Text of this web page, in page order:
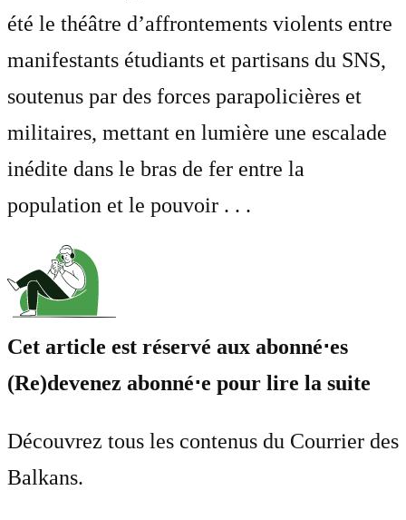
été le théâtre d’affrontements violents entre
manifestants étudiants et partisans du SNS,
soutenus par des forces parapolicières et
militaires, mettant en lumière une escalade
inédite dans le bras de fer entre la
population et le pouvoir . . .
Cet article est réservé aux abonné⋅es
(Re)devenez abonné⋅e pour lire la suite
Découvrez tous les contenus du Courrier des
Balkans.